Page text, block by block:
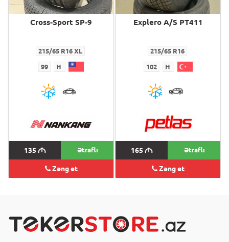
Cross-Sport SP-9
215/65 R16 XL
99 H
135 M Ətraflı
Zəng et
Explero A/S PT411
215/65 R16
102 H
165 M Ətraflı
Zəng et